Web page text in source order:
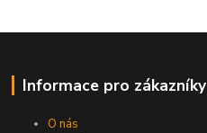
Informace pro zákazníky
O nás